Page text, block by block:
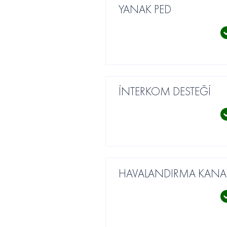
YANAK PED
İNTERKOM DESTEĞİ
HAVALANDIRMA